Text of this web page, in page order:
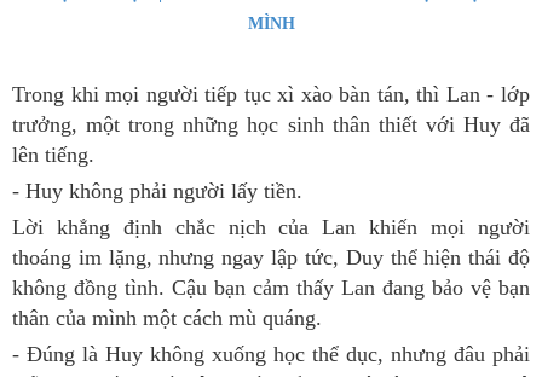
MÌNH
Trong khi mọi người tiếp tục xì xào bàn tán, thì Lan - lớp
trưởng, một trong những học sinh thân thiết với Huy đã
lên tiếng.
- Huy không phải người lấy tiền.
Lời khẳng định chắc nịch của Lan khiến mọi người
thoáng im lặng, nhưng ngay lập tức, Duy thể hiện thái độ
không đồng tình. Cậu bạn cảm thấy Lan đang bảo vệ bạn
thân của mình một cách mù quáng.
- Đúng là Huy không xuống học thể dục, nhưng đâu phải